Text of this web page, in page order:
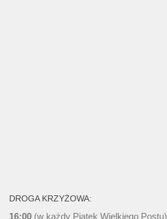
DROGA KRZYŻOWA:
16:00 (w każdy Piątek Wielkiego Postu)